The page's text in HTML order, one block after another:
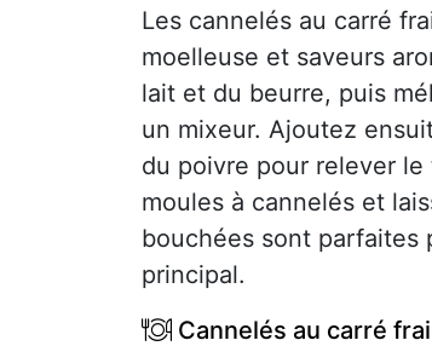
Les cannelés au carré
moelleuse et saveurs
lait et du beurre, puis
un mixeur. Ajoutez
du poivre pour relever
moules à cannelés et
bouchées sont parfaites
principal.
Cannelés au carré